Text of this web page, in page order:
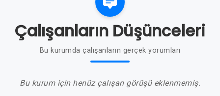
Çalışanların Düşünceleri
Bu kurumda çalışanların gerçek yorumları
Bu kurum için henüz çalışan görüşü eklenmemiş.